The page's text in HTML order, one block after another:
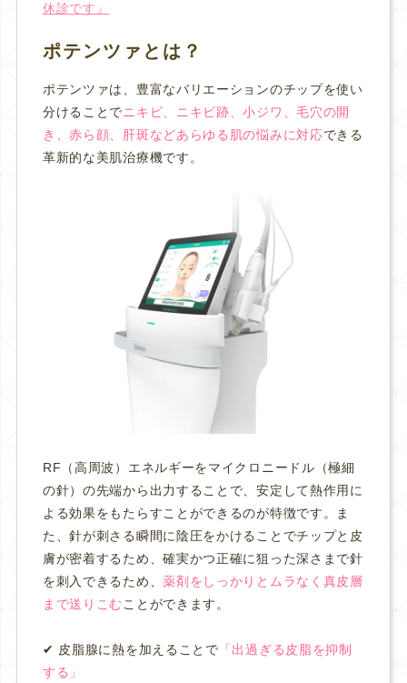
休診です』
ポテンツァとは？
ポテンツァは、豊富なバリエーションのチップを使い
分けることでニキビ、ニキビ跡、小ジワ、毛穴の開
き、赤ら顔、肝斑などあらゆる肌の悩みに対応できる
革新的な美肌治療機です。
RF（高周波）エネルギーをマイクロニードル（極細
の針）の先端から出力することで、安定して熱作用に
よる効果をもたらすことができるのが特徴です。ま
た、針が刺さる瞬間に陰圧をかけることでチップと皮
膚が密着するため、確実かつ正確に狙った深さまで針
を刺入できるため、薬剤をしっかりとムラなく真皮層
まで送りこむ ことができます。
✔︎ 皮脂腺に熱を加えることで 「出過ぎる皮脂を抑制
する」